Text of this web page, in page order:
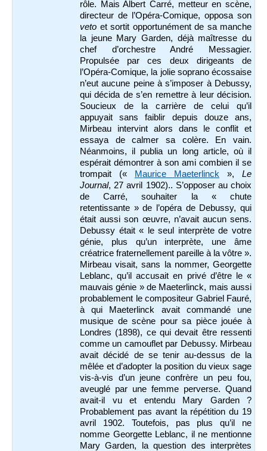
rôle. Mais Albert Carré, metteur en scène,
directeur de l’Opéra-Comique, opposa son
veto et sortit opportunément de sa manche
la jeune Mary Garden, déjà maîtresse du
chef d’orchestre André Messagier.
Propulsée par ces deux dirigeants de
l’Opéra-Comique, la jolie soprano écossaise
n’eut aucune peine à s’imposer à Debussy,
qui décida de s’en remettre à leur décision.
Soucieux de la carrière de celui qu’il
appuyait sans faiblir depuis douze ans,
Mirbeau intervint alors dans le conflit et
essaya de calmer sa colère. En vain.
Néanmoins, il publia un long article, où il
espérait démontrer à son ami combien il se
trompait («
Maurice Maeterlinck », Le
Journal, 27 avril 1902).. S’opposer au choix
de Carré, souhaiter la « chute
retentissante » de l’opéra de Debussy, qui
était aussi son œuvre, n’avait aucun sens.
Debussy était « le seul interprète de votre
génie, plus qu’un interprète, une âme
créatrice fraternellement pareille à la vôtre ».
Mirbeau visait, sans la nommer, Georgette
Leblanc, qu’il accusait en privé d’être le «
mauvais génie » de Maeterlinck, mais aussi
probablement le compositeur Gabriel Fauré,
à qui Maeterlinck avait commandé une
musique de scène pour sa pièce jouée à
Londres (1898), ce qui devait être ressenti
comme un camouflet par Debussy. Mirbeau
avait décidé de se tenir au-dessus de la
mêlée et d’adopter la position du vieux sage
vis-à-vis d’un jeune confrère un peu fou,
aveuglé par une femme perverse. Quand
avait-il vu et entendu Mary Garden ?
Probablement pas avant la répétition du 19
avril 1902. Toutefois, pas plus qu’il ne
nomme Georgette Leblanc, il ne mentionne
Mary Garden, la question des interprètes